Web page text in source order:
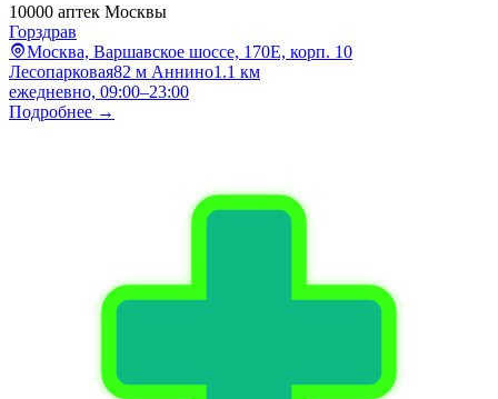
10000 аптек Москвы
Горздрав
Москва, Варшавское шоссе, 170Е, корп. 10
Лесопарковая82 м Аннино1.1 км
ежедневно, 09:00–23:00
Подробнее →